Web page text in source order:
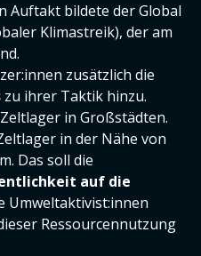
Auftakt bildete der Global
Klimastreik), der am
zusätzlich die
zu ihrer Taktik hinzu.
in Großstädten.
in der Nähe von
Das soll die
auf die
Umweltaktivist:innen
Ressourcennutzung